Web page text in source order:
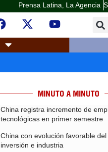
Prensa Latina, La Agencia
MINUTO A MINUTO
China registra incremento de
tecnológicas en primer semestre
China con evolución favorable
inversión e industria